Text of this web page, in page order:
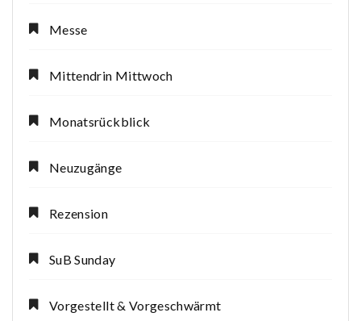
Messe
Mittendrin Mittwoch
Monatsrückblick
Neuzugänge
Rezension
SuB Sunday
Vorgestellt & Vorgeschwärmt